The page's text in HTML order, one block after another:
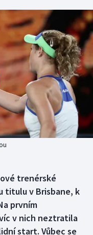
trenérské
titulu v Brisbane, k
prvním
v nich neztratila
start. Vůbec se